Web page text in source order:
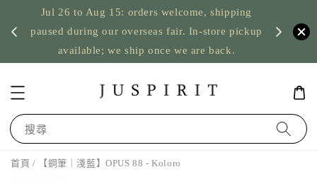
Jul 26 to Aug 15: orders welcome, shipping
paused during our overseas fair. In-store pickup
available; we ship once we are back.
US
搜尋
首頁 / 【鋼筆｜淺藍】OPUS 88 - Koloro